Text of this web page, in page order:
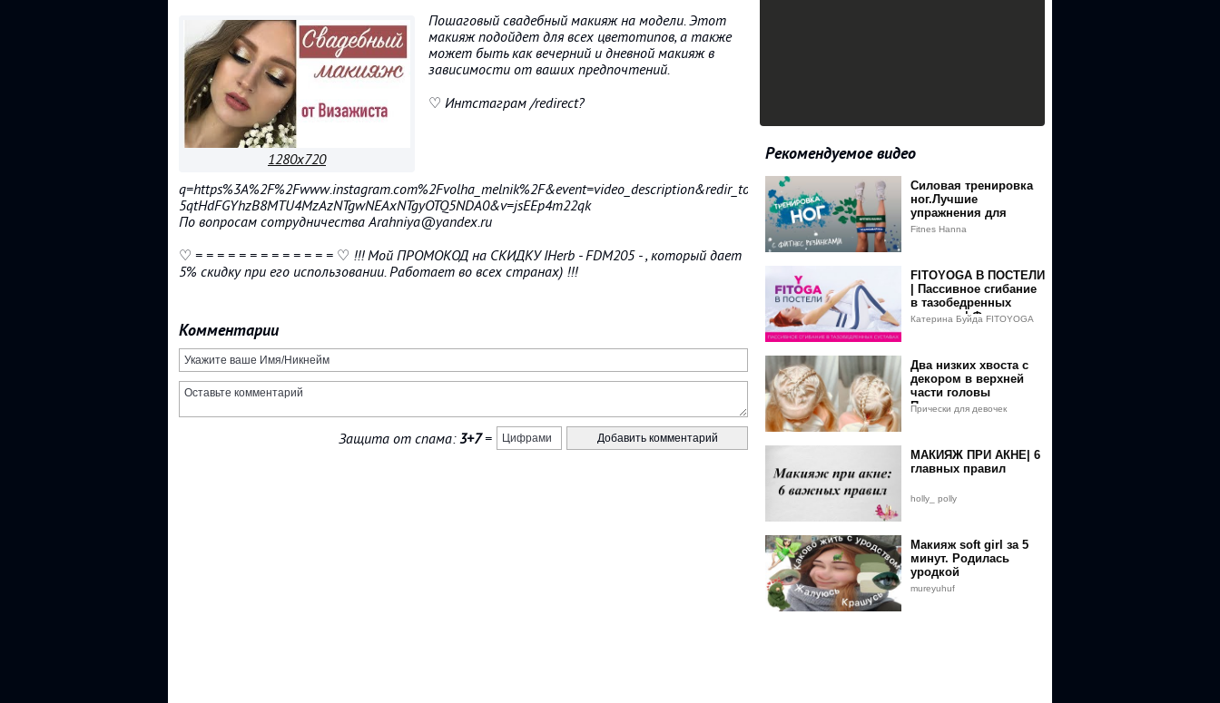
1280x720
Пошаговый свадебный макияж на модели. Этот
макияж подойдет для всех цветотипов, а также
может быть как вечерний и дневной макияж в
зависимости от ваших предпочтений.
♡ Интстаграм /redirect?
q=https%3A%2F%2Fwww.instagram.com%2Fvolha_melnik%2F&event=video_description&redir_token=4uYYRHN1btbLhih-
5qtHdFGYhzB8MTU4MzAzNTgwNEAxNTgyOTQ5NDA0&v=jsEEp4m22qk
По вопросам сотрудничества Arahniya@yandex.ru
♡ = = = = = = = = = = = = = ♡ !!! Мой ПРОМОКОД на СКИДКУ IHerb - FDM205 - , который дает
5% скидку при его использовании. Работает во всех странах) !!!
Комментарии
Защита от спама:3+7=
Рекомендуемое видео
Силовая тренировка
ног.Лучшие
упражнения для
прокачки ног и ягодиц
Fitnes Hanna
FITOYOGA В ПОСТЕЛИ
| Пассивное сгибание
в тазобедренных
суставах | Фитнес и
Катерина Буйда FITOYOGA
Два низких хвоста с
декором в верхней
части головы
Прическа из резинок
Прически для девочек
МАКИЯЖ ПРИ АКНЕ| 6
главных правил
holly_ polly
Макияж soft girl за 5
минут. Родилась
уродкой
mureyuhuf